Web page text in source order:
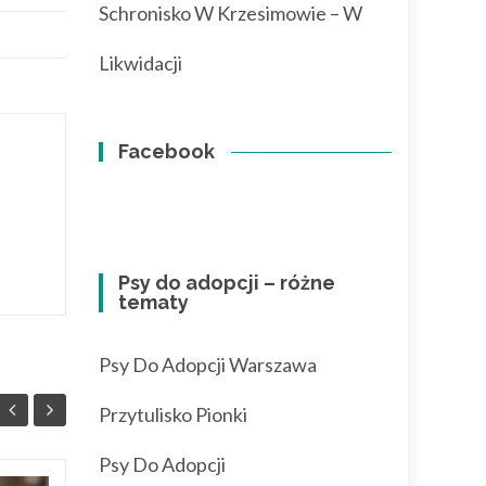
Schronisko W Krzesimowie – W
Likwidacji
Facebook
Psy do adopcji – różne
tematy
Psy Do Adopcji Warszawa
Przytulisko Pionki
Psy Do Adopcji